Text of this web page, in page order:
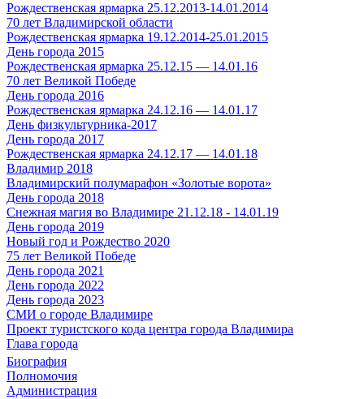
Рождественская ярмарка 25.12.2013-14.01.2014
70 лет Владимирской области
Рождественская ярмарка 19.12.2014-25.01.2015
День города 2015
Рождественская ярмарка 25.12.15 — 14.01.16
70 лет Великой Победе
День города 2016
Рождественская ярмарка 24.12.16 — 14.01.17
День физкультурника-2017
День города 2017
Рождественская ярмарка 24.12.17 — 14.01.18
Владимир 2018
Владимирский полумарафон «Золотые ворота»
День города 2018
Снежная магия во Владимире 21.12.18 - 14.01.19
День города 2019
Новый год и Рождество 2020
75 лет Великой Победе
День города 2021
День города 2022
День города 2023
СМИ о городе Владимире
Проект туристского кода центра города Владимира
Глава города
Биография
Полномочия
Администрация